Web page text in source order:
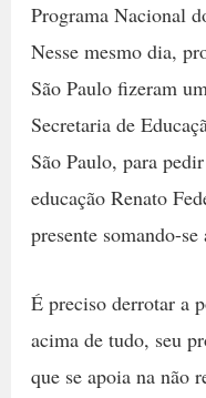
Programa Nacional
Nesse mesmo dia,
São Paulo fizeram
Secretaria de
São Paulo, para
educação Renato
presente somando-se
É preciso derrotar a
acima de tudo, seu
que se apoia na não